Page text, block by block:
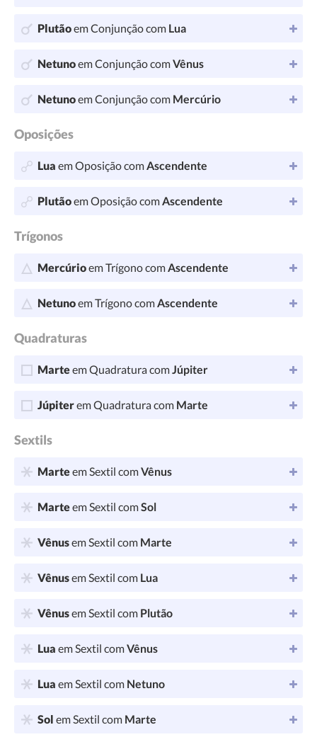
Plutãoem Conjunção com Lua
Netunoem Conjunção comVênus
Netunoem Conjunção com Mercúrio
Oposições
Lua em Oposição comAscendente
Plutãoem Oposição comAscendente
Trígonos
Mercúrioem Trígono comAscendente
Netunoem Trígono comAscendente
Quadraturas
Marteem Quadratura comJúpiter
Júpiterem Quadratura com Marte
Sextils
Marteem Sextil comVênus
Marteem Sextil comSol
Vênusem Sextil com Marte
Vênusem Sextil com Lua
Vênusem Sextil com Plutão
Lua em Sextil comVênus
Lua em Sextil com Netuno
Sol em Sextil com Marte